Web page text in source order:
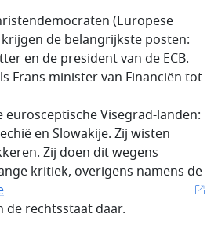
(Europese
krijgen de belangrijkste posten:
en de president van de ECB.
Frans minister van Financiën tot
eurosceptische Visegrad-landen:
en Slowakije. Zij wisten
Zij doen dit wegens
kritiek, overigens namens de
de rechtsstaat daar.